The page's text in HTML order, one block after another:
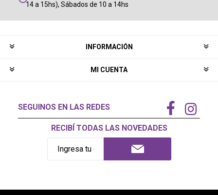
14 a 15hs), Sábados de 10 a 14hs
INFORMACIÓN
MI CUENTA
SEGUINOS EN LAS REDES
RECIBÍ TODAS LAS NOVEDADES